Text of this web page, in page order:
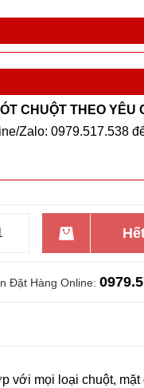
CHUỘT THEO YÊU
Zalo: 0979.517.538
Đặt Hàng Online:
với mọi loại chuột, mặt